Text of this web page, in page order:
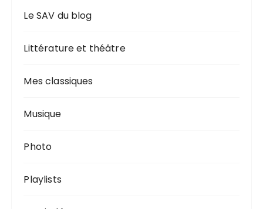
Le SAV du blog
Littérature et théâtre
Mes classiques
Musique
Photo
Playlists